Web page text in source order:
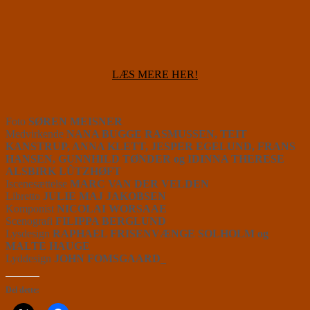
LÆS MERE HER!
Foto SØREN MEISNER
Medvirkende NANA BUGGE RASMUSSEN, TEIT
KANSTRUP, ANNA KLETT, JESPER EGELUND, FRANS
HANSEN, GUNNHILD TØNDER og IDINNA THERESE
ALSBIRK LÛTZHØFT
Iscenesættelse MARC VAN DER VELDEN
Libretto JULIE MAJ JAKOBSEN
Komponist NICOLAI WORSAAE
Scenografi FILIPPA BERGLUND
Lysdesign RAPHAEL FRISENVÆNGE SOLHOLM og
MALTE HAUGE
Lyddesign JOHN FOMSGAARD_
Del dette: